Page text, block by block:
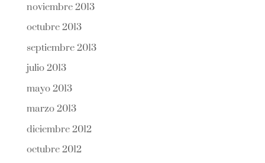
noviembre 2013
octubre 2013
septiembre 2013
julio 2013
mayo 2013
marzo 2013
diciembre 2012
octubre 2012